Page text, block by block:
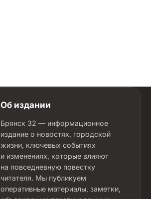
Об издании
Брянск 32 — информационное
издание о новостях, городской
жизни, ключевых событиях
и изменениях, которые влияют
на повседневную повестку
читателя. Мы публикуем
оперативные материалы, заметки,